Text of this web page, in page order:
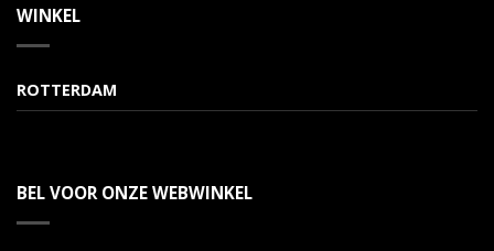
WINKEL
ROTTERDAM
BEL VOOR ONZE WEBWINKEL